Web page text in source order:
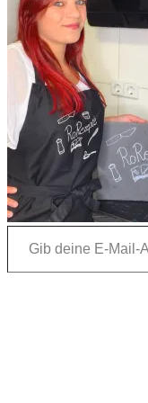
Gib deine E-Mail-Adresse ein ...